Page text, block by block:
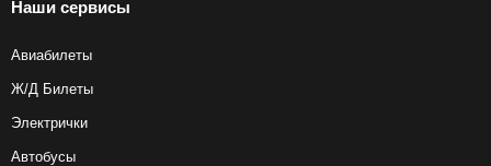
Наши сервисы
Авиабилеты
Ж/Д Билеты
Электрички
Автобусы